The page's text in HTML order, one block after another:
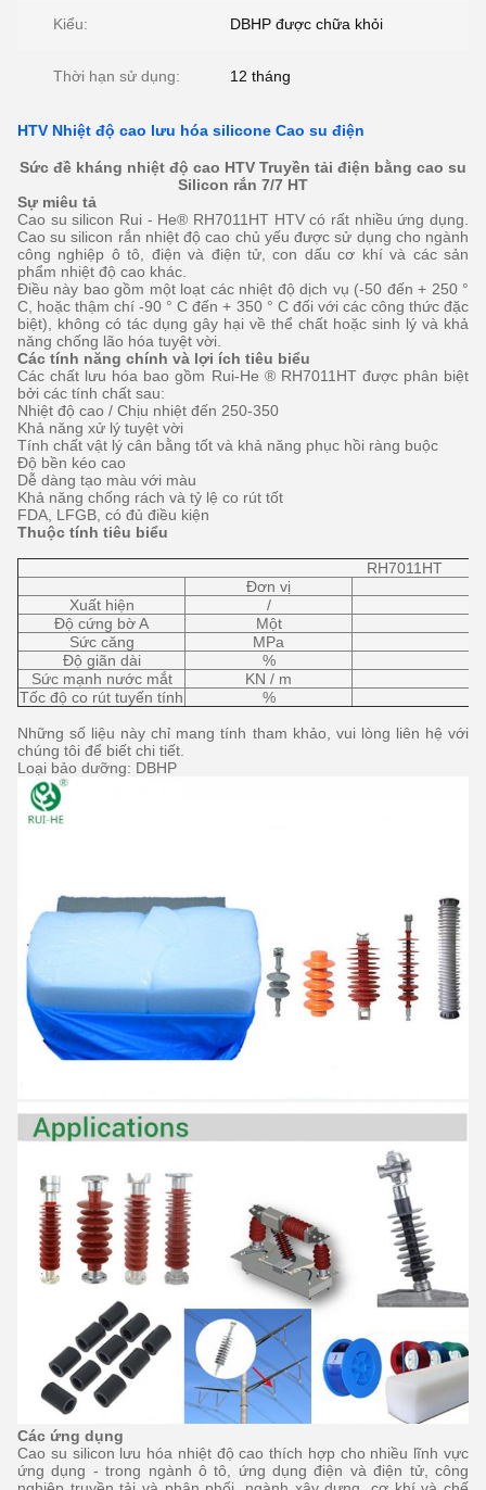
Kiểu: DBHP được chữa khỏi
Thời hạn sử dụng: 12 tháng
HTV Nhiệt độ cao lưu hóa silicone Cao su điện
Sức đề kháng nhiệt độ cao HTV Truyền tải điện bằng cao su
Silicon rắn 7/7 HT
Sự miêu tả
Cao su silicon Rui - He® RH7011HT HTV có rất nhiều ứng dụng.
Cao su silicon rắn nhiệt độ cao chủ yếu được sử dụng cho ngành
công nghiệp ô tô, điện và điện tử, con dấu cơ khí và các sản
phẩm nhiệt độ cao khác.
Điều này bao gồm một loạt các nhiệt độ dịch vụ (-50 đến + 250 °
C, hoặc thậm chí -90 ° C đến + 350 ° C đối với các công thức đặc
biệt), không có tác dụng gây hại về thể chất hoặc sinh lý và khả
năng chống lão hóa tuyệt vời.
Các tính năng chính và lợi ích tiêu biểu
Các chất lưu hóa bao gồm Rui-He ® RH7011HT được phân biệt
bởi các tính chất sau:
Nhiệt độ cao / Chịu nhiệt đến 250-350
Khả năng xử lý tuyệt vời
Tính chất vật lý cân bằng tốt và khả năng phục hồi ràng buộc
Độ bền kéo cao
Dễ dàng tạo màu với màu
Khả năng chống rách và tỷ lệ co rút tốt
FDA, LFGB, có đủ điều kiện
Thuộc tính tiêu biểu
RH7011HT
Đơn vị
Xuất hiện
/
Độ cứng bờ A
Một
Sức căng
MPa
Độ giãn dài
%
Sức mạnh nước mắt
KN / m
Tốc độ co rút tuyến tính
%
Những số liệu này chỉ mang tính tham khảo, vui lòng liên hệ với
chúng tôi để biết chi tiết.
Loại bảo dưỡng: DBHP
Các ứng dụng
Cao su silicon lưu hóa nhiệt độ cao thích hợp cho nhiều lĩnh vực
ứng dụng - trong ngành ô tô, ứng dụng điện và điện tử, công